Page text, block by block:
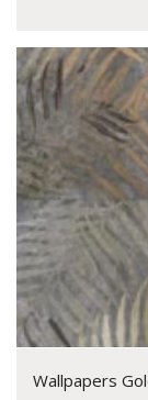
Wallpapers